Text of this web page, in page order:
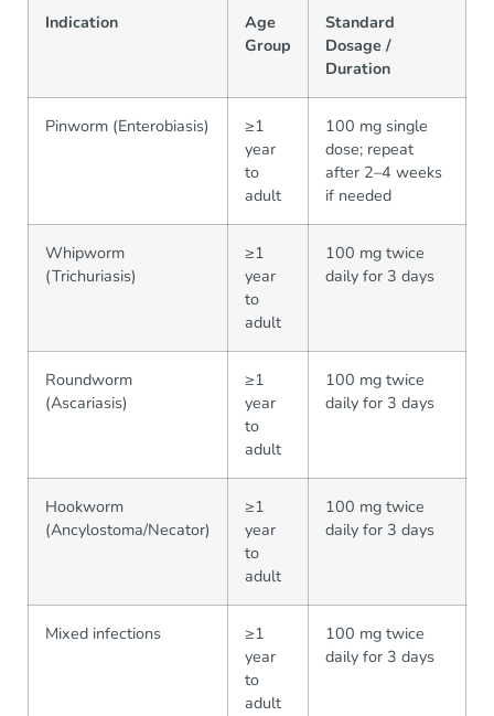
Indication
Age
Group
Standard
Dosage /
Duration
Pinworm (Enterobiasis)
≥1
year
to
adult
100 mg single
dose; repeat
after 2–4 weeks
if needed
Whipworm
(Trichuriasis)
≥1
year
to
adult
100 mg twice
daily for 3 days
Roundworm
(Ascariasis)
≥1
year
to
adult
100 mg twice
daily for 3 days
Hookworm
(Ancylostoma/Necator)
≥1
year
to
adult
100 mg twice
daily for 3 days
Mixed infections
≥1
year
to
adult
100 mg twice
daily for 3 days